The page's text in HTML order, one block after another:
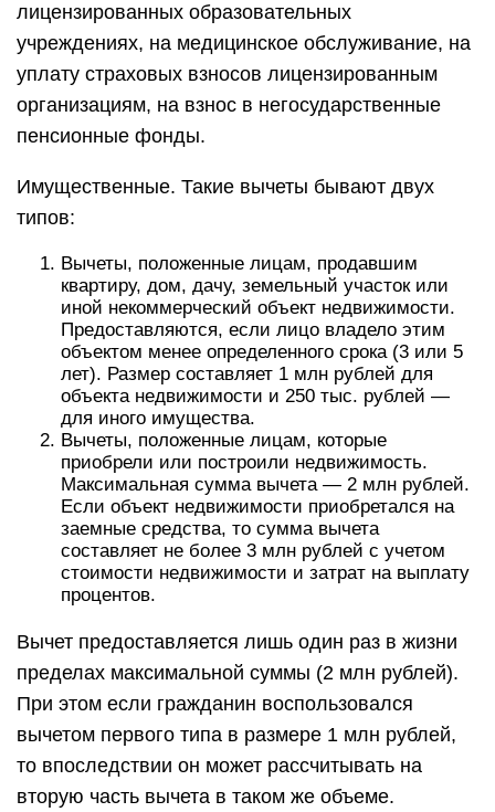
лицензированных образовательных
учреждениях, на медицинское обслуживание, на
уплату страховых взносов лицензированным
организациям, на взнос в негосударственные
пенсионные фонды.
Имущественные. Такие вычеты бывают двух
типов:
Вычеты, положенные лицам, продавшим
квартиру, дом, дачу, земельный участок или
иной некоммерческий объект недвижимости.
Предоставляются, если лицо владело этим
объектом менее определенного срока (3 или 5
лет). Размер составляет 1 млн рублей для
объекта недвижимости и 250 тыс. рублей —
для иного имущества.
Вычеты, положенные лицам, которые
приобрели или построили недвижимость.
Максимальная сумма вычета — 2 млн рублей.
Если объект недвижимости приобретался на
заемные средства, то сумма вычета
составляет не более 3 млн рублей с учетом
стоимости недвижимости и затрат на выплату
процентов.
Вычет предоставляется лишь один раз в жизни
пределах максимальной суммы (2 млн рублей).
При этом если гражданин воспользовался
вычетом первого типа в размере 1 млн рублей,
то впоследствии он может рассчитывать на
вторую часть вычета в таком же объеме.